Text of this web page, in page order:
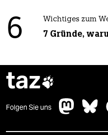
6 Wichtiges zum
7 Gründe,
taz
Folgen Sie uns